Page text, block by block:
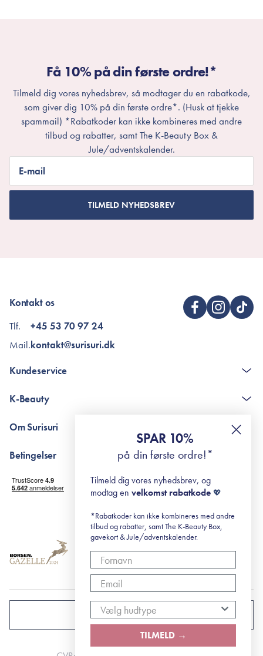
Få 10% på din første ordre!*
Tilmeld dig vores nyhedsbrev, så modtager du en rabatkode,
som giver dig 10% på din første ordre*. (Husk at tjekke
spammail) *Rabatkoder kan ikke kombineres med andre
tilbud og rabatter, samt The K-Beauty Box &
Jule/adventskalender.
E-mail
TILMELD NYHEDSBREV
Kontakt os
Tlf.
Mail.
+45 53 70 97 24
kontakt@surisuri.dk
Kundeservice
The K-Beauty Box - spørgsmål og svar
RE-ZIP
K-Beauty
Retinol for begyndere
surisuri's mini guide til rosacea
Om Surisuri
Black Friday
Betingelser
Levering og returnering
Handelsbetingelser
Abonnementsbetingelser
DANMARK
SPAR 10%
på din første ordre!*
Tilmeld dig vores nyhedsbrev, og
modtag en velkomst rabatkode 💖
*Rabatkoder kan ikke kombineres med andre
tilbud og rabatter, samt The K-Beauty Box,
gavekort & Jule/adventskalender.
TILMELD →